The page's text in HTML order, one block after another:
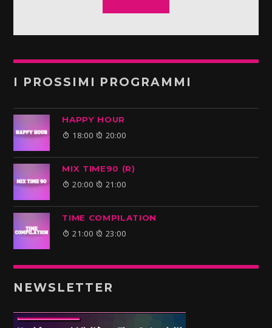
I PROSSIMI PROGRAMMI
HAPPY HOUR
18:00 20:00
MIX TIME90 (R)
20:00 21:00
TIME COMPILATION
21:00 23:00
NEWSLETTER